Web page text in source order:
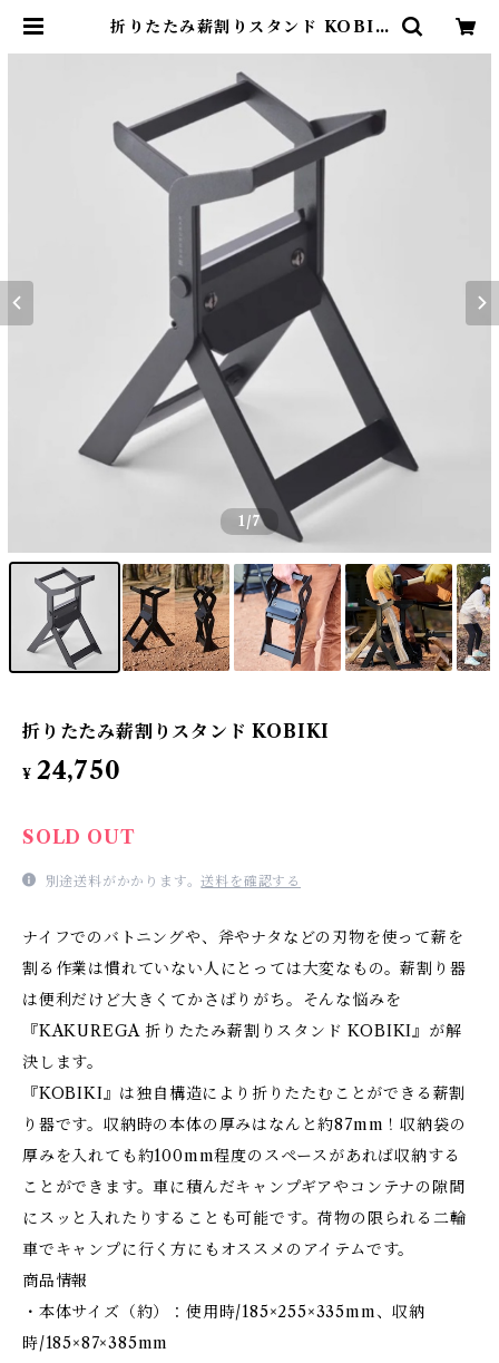
折りたたみ薪割りスタンド KOBIK
1/7
折りたたみ薪割りスタンド KOBIKI
¥ 24,750
SOLD OUT
別途送料がかかります。送料を確認する
ナイフでのバトニングや、斧やナタなどの刃物を使って薪を
割る作業は慣れていない人にとっては大変なもの。薪割り器
は便利だけど大きくてかさばりがち。そんな悩みを
『KAKUREGA 折りたたみ薪割りスタンド KOBIKI』が解
決します。
『KOBIKI』は独自構造により折りたたむことができる薪割
り器です。収納時の本体の厚みはなんと約87mm！収納袋の
厚みを入れても約100mm程度のスペースがあれば収納する
ことができます。車に積んだキャンプギアやコンテナの隙間
にスッと入れたりすることも可能です。荷物の限られる二輪
車でキャンプに行く方にもオススメのアイテムです。
商品情報
・本体サイズ（約）：使用時/185×255×335mm、収納
時/185×87×385mm